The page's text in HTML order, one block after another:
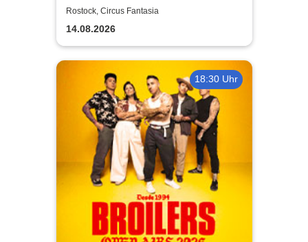
Tour 2026
Rostock, Circus Fantasia
14.08.2026
18:30 Uhr